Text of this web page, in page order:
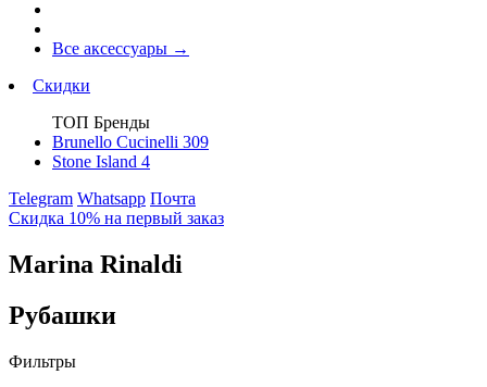
Все аксессуары →
Скидки
ТОП Бренды
Brunello Cucinelli 309
Stone Island 4
Telegram Whatsapp Почта
Скидка 10% на первый заказ
Marina Rinaldi
Рубашки
Фильтры